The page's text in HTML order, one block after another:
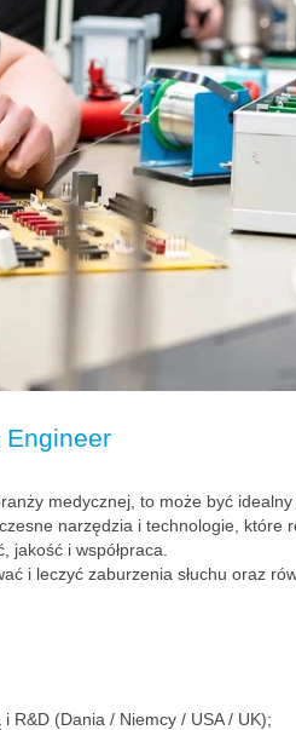
Engineer
medycznej, to może być idealny
narzędzia i technologie, które
jakość i współpraca.
i leczyć zaburzenia słuchu oraz
R&D (Dania / Niemcy / USA / UK);